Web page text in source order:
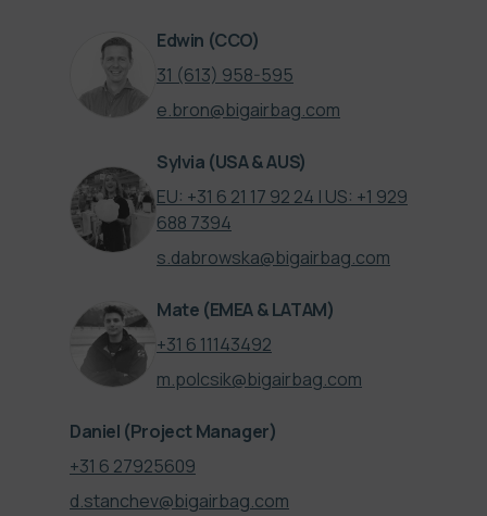
Edwin (CCO)
31 (613) 958-595
e.bron@bigairbag.com
Sylvia (USA & AUS)
EU: +31 6 21 17 92 24 | US: +1 929
688 7394
s.dabrowska@bigairbag.com
Mate (EMEA & LATAM)
‪+31 6 11143492‬
m.polcsik@bigairbag.com
Daniel (Project Manager)
+31 6 27925609
d.stanchev@bigairbag.com